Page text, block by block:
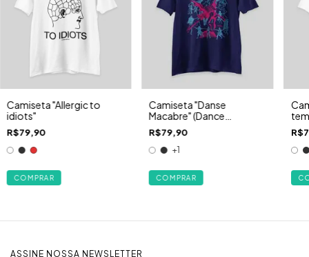
Camiseta "Allergic to
idiots"
R$79,90
COMPRAR
Camiseta "Danse
Macabre" (Dance
Motherfuckers)
R$79,90
+1
COMPRAR
ASSINE NOSSA NEWSLETTER